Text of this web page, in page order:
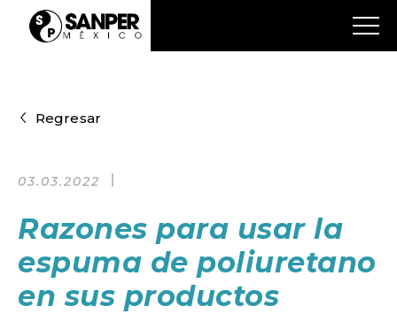
Regresar
03.03.2022
Razones para usar la
espuma de poliuretano
en sus productos